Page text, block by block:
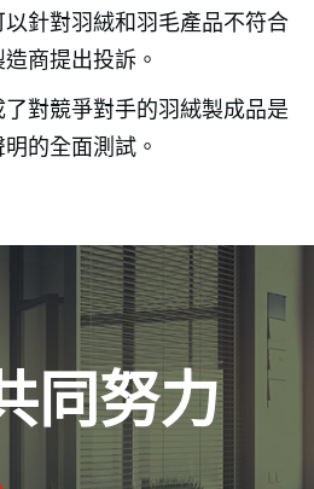
針對羽絨和羽毛產品不符合
商提出投訴。
對競爭對手的羽絨製成品是
的全面測試。
同努力